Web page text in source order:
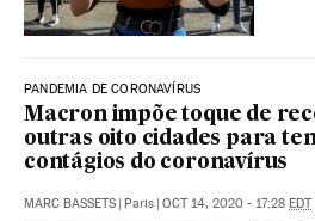
PANDEMIA DE CORONAVÍRUS
Macron impõe toque de
outras oito cidades para
contágios do coronavírus
MARC BASSETS | Paris | OCT 14, 2020 - 17:28 EDT